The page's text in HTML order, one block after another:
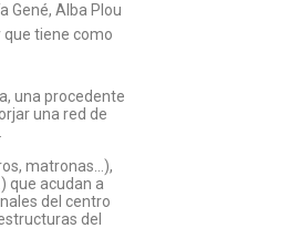
Gené, Alba Plou
que tiene como
una procedente
una red de
matronas…),
que acudan a
del centro
del